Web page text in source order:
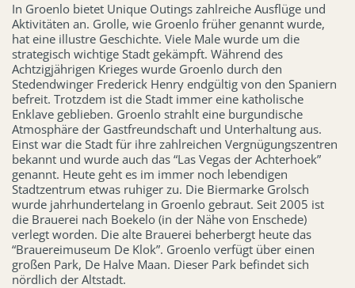
In Groenlo bietet Unique Outings zahlreiche Ausflüge und
Aktivitäten an. Grolle, wie Groenlo früher genannt wurde,
hat eine illustre Geschichte. Viele Male wurde um die
strategisch wichtige Stadt gekämpft. Während des
Achtzigjährigen Krieges wurde Groenlo durch den
Stedendwinger Frederick Henry endgültig von den Spaniern
befreit. Trotzdem ist die Stadt immer eine katholische
Enklave geblieben. Groenlo strahlt eine burgundische
Atmosphäre der Gastfreundschaft und Unterhaltung aus.
Einst war die Stadt für ihre zahlreichen Vergnügungszentren
bekannt und wurde auch das “Las Vegas der Achterhoek”
genannt. Heute geht es im immer noch lebendigen
Stadtzentrum etwas ruhiger zu. Die Biermarke Grolsch
wurde jahrhundertelang in Groenlo gebraut. Seit 2005 ist
die Brauerei nach Boekelo (in der Nähe von Enschede)
verlegt worden. Die alte Brauerei beherbergt heute das
“Brauereimuseum De Klok”. Groenlo verfügt über einen
großen Park, De Halve Maan. Dieser Park befindet sich
nördlich der Altstadt.